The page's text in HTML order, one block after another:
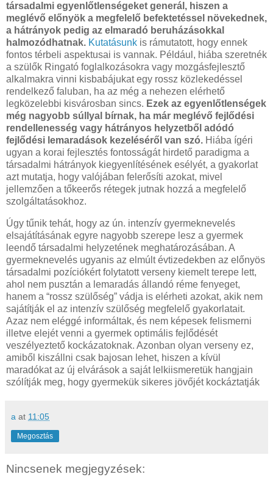
társadalmi egyenlőtlenségeket generál, hiszen a
meglévő előnyök a megfelelő befektetéssel növekednek,
a hátrányok pedig az elmaradó beruházásokkal
halmozódhatnak. Kutatásunk is rámutatott, hogy ennek
fontos térbeli aspektusai is vannak. Például, hiába szeretnék
a szülők Ringató foglalkozásokra vagy mozgásfejlesztő
alkalmakra vinni kisbabájukat egy rossz közlekedéssel
rendelkező faluban, ha az még a nehezen elérhető
legközelebbi kisvárosban sincs. Ezek az egyenlőtlenségek
még nagyobb súllyal bírnak, ha már meglévő fejlődési
rendellenesség vagy hátrányos helyzetből adódó
fejlődési lemaradások kezeléséről van szó. Hiába ígéri
ugyan a korai fejlesztés fontosságát hirdető paradigma a
társadalmi hátrányok kiegyenlítésének esélyét, a gyakorlat
azt mutatja, hogy valójában felerősíti azokat, mivel
jellemzően a tőkeerős rétegek jutnak hozzá a megfelelő
szolgáltatásokhoz.
Úgy tűnik tehát, hogy az ún. intenzív gyermeknevelés
elsajátításának egyre nagyobb szerepe lesz a gyermek
leendő társadalmi helyzetének meghatározásában. A
gyermeknevelés ugyanis az elmúlt évtizedekben az előnyös
társadalmi pozíciókért folytatott verseny kiemelt terepe lett,
ahol nem pusztán a lemaradás állandó réme fenyeget,
hanem a “rossz szülőség” vádja is elérheti azokat, akik nem
sajátítják el az intenzív szülőség megfelelő gyakorlatait.
Azaz nem eléggé informáltak, és nem képesek felismerni
illetve elejét venni a gyermek optimális fejlődését
veszélyeztető kockázatoknak. Azonban olyan verseny ez,
amiből kiszállni csak bajosan lehet, hiszen a kívül
maradókat az új elvárások a saját lelkiismeretük hangjain
szólítják meg, hogy gyermekük sikeres jövőjét kockáztatják
a at 11:05
Megosztás
Nincsenek megjegyzések: